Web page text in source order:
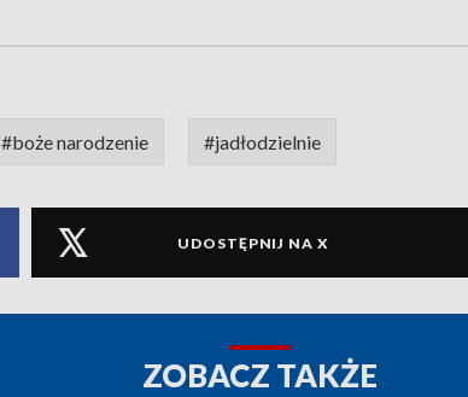
#boże narodzenie #jadłodzielnie
UDOSTĘPNIJ NA X
ZOBACZ TAKŻE